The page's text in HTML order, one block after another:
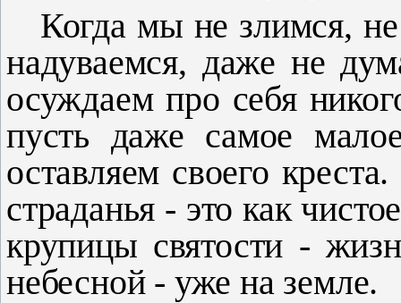
Когда мы не злимся,
надуваемся, даже не
осуж­даем про себя
пусть даже самое
оставляем своего
страданья - это как
крупицы свято­сти -
небесной - уже на земле.